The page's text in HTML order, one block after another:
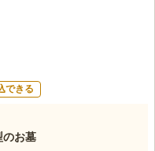
できる
のお墓